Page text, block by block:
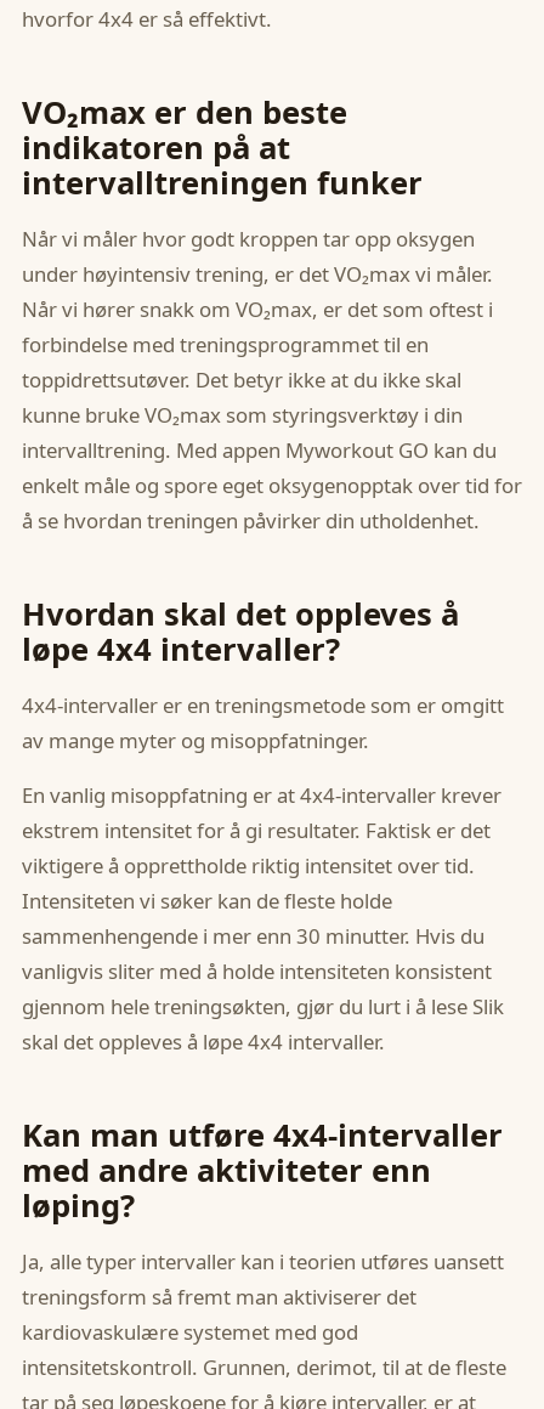
hvorfor 4x4 er så effektivt.
VO₂max er den beste
indikatoren på at
intervalltreningen funker
Når vi måler hvor godt kroppen tar opp oksygen
under høyintensiv trening, er det VO₂max vi måler.
Når vi hører snakk om VO₂max, er det som oftest i
forbindelse med treningsprogrammet til en
toppidrettsutøver. Det betyr ikke at du ikke skal
kunne bruke VO₂max som styringsverktøy i din
intervalltrening. Med appen Myworkout GO kan du
enkelt måle og spore eget oksygenopptak over tid for
å se hvordan treningen påvirker din utholdenhet.
Hvordan skal det oppleves å
løpe 4x4 intervaller?
4x4-intervaller er en treningsmetode som er omgitt
av mange myter og misoppfatninger.
En vanlig misoppfatning er at 4x4-intervaller krever
ekstrem intensitet for å gi resultater. Faktisk er det
viktigere å opprettholde riktig intensitet over tid.
Intensiteten vi søker kan de fleste holde
sammenhengende i mer enn 30 minutter. Hvis du
vanligvis sliter med å holde intensiteten konsistent
gjennom hele treningsøkten, gjør du lurt i å lese Slik
skal det oppleves å løpe 4x4 intervaller.
Kan man utføre 4x4-intervaller
med andre aktiviteter enn
løping?
Ja, alle typer intervaller kan i teorien utføres uansett
treningsform så fremt man aktiviserer det
kardiovaskulære systemet med god
intensitetskontroll. Grunnen, derimot, til at de fleste
tar på seg løpeskoene for å kjøre intervaller, er at